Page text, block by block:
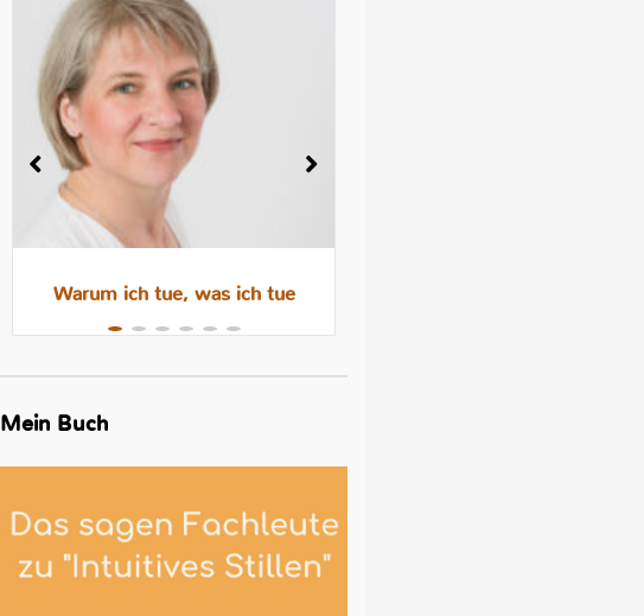
Warum ich tue, was ich tue
Mein Buch